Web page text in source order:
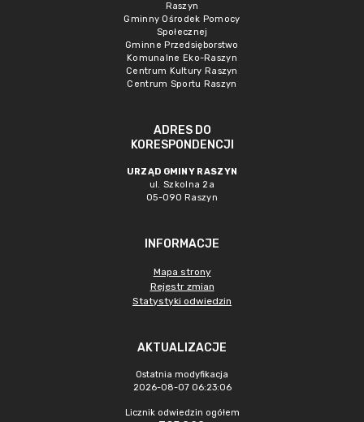
Raszyn
Gminny Ośrodek Pomocy
Społecznej
Gminne Przedsięborstwo
Komunalne Eko-Raszyn
Centrum Kultury Raszyn
Centrum Sportu Raszyn
ADRES DO
KORESPONDENCJI
URZĄD GMINY RASZYN
ul. Szkolna 2a
05-090 Raszyn
INFORMACJE
Mapa strony
Rejestr zmian
Statystyki odwiedzin
AKTUALIZACJE
Ostatnia modyfikacja
2026-08-07 06:23:06
Licznik odwiedzin ogółem